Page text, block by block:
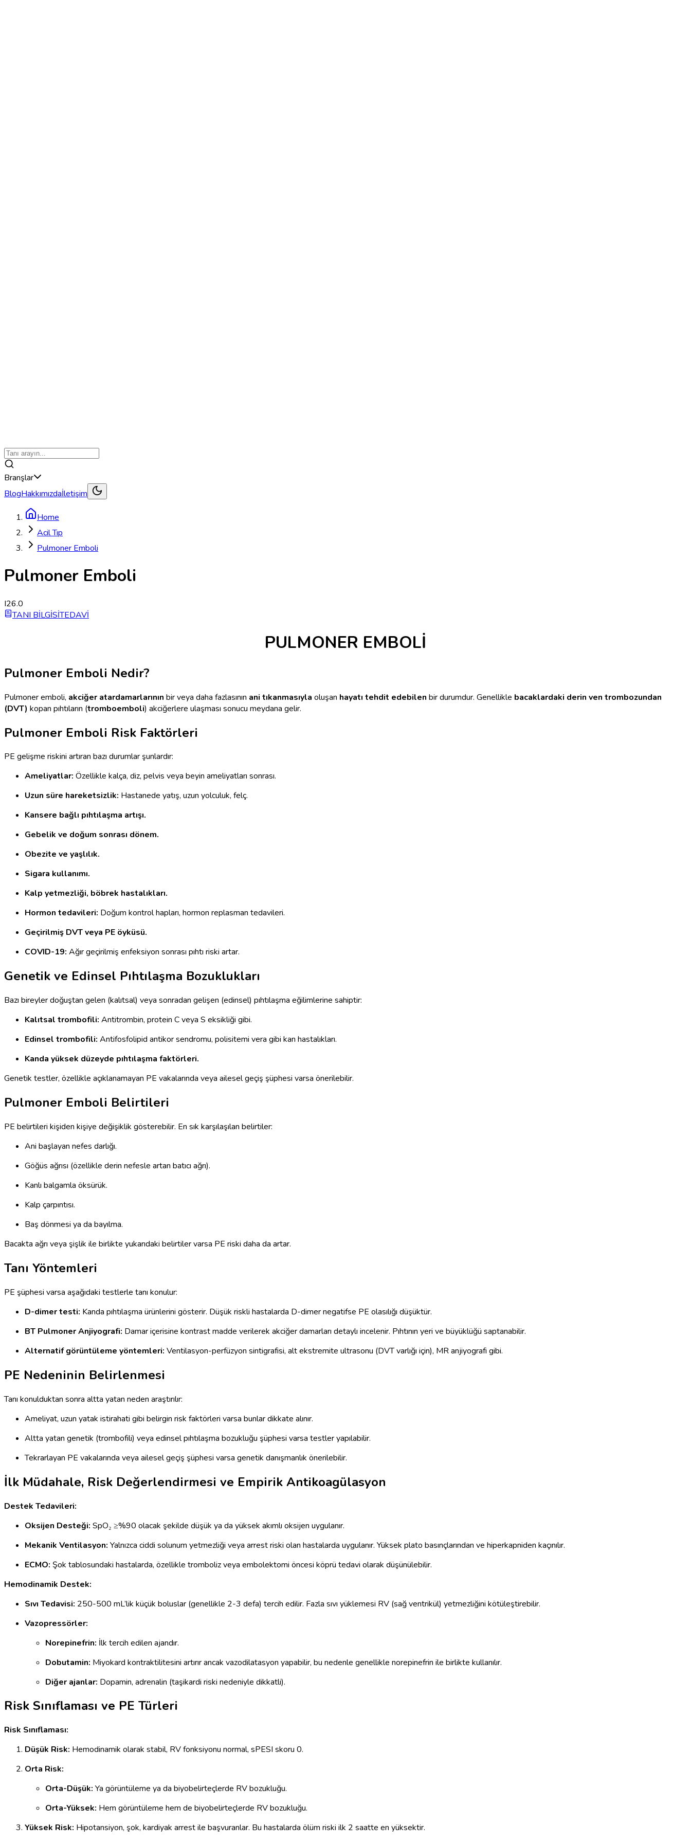
Branşlar
BlogHakkımızdaİletişim
Home
Acil Tıp
Pulmoner Emboli
Pulmoner Emboli
I26.0
TANI BİLGİSİTEDAVİ
PULMONER EMBOLİ
Pulmoner Emboli Nedir?
Pulmoner emboli, akciğer atardamarlarının bir veya daha fazlasının ani tıkanmasıyla oluşan hayatı tehdit edebilen bir durumdur. Genellikle bacaklardaki derin ven trombozundan
(DVT) kopan pıhtıların (tromboemboli) akciğerlere ulaşması sonucu meydana gelir.
Pulmoner Emboli Risk Faktörleri
PE gelişme riskini artıran bazı durumlar şunlardır:
Ameliyatlar: Özellikle kalça, diz, pelvis veya beyin ameliyatları sonrası.
Uzun süre hareketsizlik: Hastanede yatış, uzun yolculuk, felç.
Kansere bağlı pıhtılaşma artışı.
Gebelik ve doğum sonrası dönem.
Obezite ve yaşlılık.
Sigara kullanımı.
Kalp yetmezliği, böbrek hastalıkları.
Hormon tedavileri: Doğum kontrol hapları, hormon replasman tedavileri.
Geçirilmiş DVT veya PE öyküsü.
COVID-19: Ağır geçirilmiş enfeksiyon sonrası pıhtı riski artar.
Genetik ve Edinsel Pıhtılaşma Bozuklukları
Bazı bireyler doğuştan gelen (kalıtsal) veya sonradan gelişen (edinsel) pıhtılaşma eğilimlerine sahiptir:
Kalıtsal trombofili: Antitrombin, protein C veya S eksikliği gibi.
Edinsel trombofili: Antifosfolipid antikor sendromu, polisitemi vera gibi kan hastalıkları.
Kanda yüksek düzeyde pıhtılaşma faktörleri.
Genetik testler, özellikle açıklanamayan PE vakalarında veya ailesel geçiş şüphesi varsa önerilebilir.
Pulmoner Emboli Belirtileri
PE belirtileri kişiden kişiye değişiklik gösterebilir. En sık karşılaşılan belirtiler:
Ani başlayan nefes darlığı.
Göğüs ağrısı (özellikle derin nefesle artan batıcı ağrı).
Kanlı balgamla öksürük.
Kalp çarpıntısı.
Baş dönmesi ya da bayılma.
Bacakta ağrı veya şişlik ile birlikte yukarıdaki belirtiler varsa PE riski daha da artar.
Tanı Yöntemleri
PE şüphesi varsa aşağıdaki testlerle tanı konulur:
D-dimer testi: Kanda pıhtılaşma ürünlerini gösterir. Düşük riskli hastalarda D-dimer negatifse PE olasılığı düşüktür.
BT Pulmoner Anjiyografi: Damar içerisine kontrast madde verilerek akciğer damarları detaylı incelenir. Pıhtının yeri ve büyüklüğü saptanabilir.
Alternatif görüntüleme yöntemleri: Ventilasyon-perfüzyon sintigrafisi, alt ekstremite ultrasonu (DVT varlığı için), MR anjiyografi gibi.
PE Nedeninin Belirlenmesi
Tanı konulduktan sonra altta yatan neden araştırılır:
Ameliyat, uzun yatak istirahati gibi belirgin risk faktörleri varsa bunlar dikkate alınır.
Altta yatan genetik (trombofili) veya edinsel pıhtılaşma bozukluğu şüphesi varsa testler yapılabilir.
Tekrarlayan PE vakalarında veya ailesel geçiş şüphesi varsa genetik danışmanlık önerilebilir.
İlk Müdahale, Risk Değerlendirmesi ve Empirik Antikoagülasyon
Destek Tedavileri:
Oksijen Desteği: SpO₂ ≥%90 olacak şekilde düşük ya da yüksek akımlı oksijen uygulanır.
Mekanik Ventilasyon: Yalnızca ciddi solunum yetmezliği veya arrest riski olan hastalarda uygulanır. Yüksek plato basınçlarından ve hiperkapniden kaçınılır.
ECMO: Şok tablosundaki hastalarda, özellikle tromboliz veya embolektomi öncesi köprü tedavi olarak düşünülebilir.
Hemodinamik Destek:
Sıvı Tedavisi: 250-500 mL’lik küçük boluslar (genellikle 2-3 defa) tercih edilir. Fazla sıvı yüklemesi RV (sağ ventrikül) yetmezliğini kötüleştirebilir.
Vazopressörler:
Norepinefrin: İlk tercih edilen ajandır.
Dobutamin: Miyokard kontraktilitesini artırır ancak vazodilatasyon yapabilir, bu nedenle genellikle norepinefrin ile birlikte kullanılır.
Diğer ajanlar: Dopamin, adrenalin (taşikardi riski nedeniyle dikkatli).
Risk Sınıflaması ve PE Türleri
Risk Sınıflaması:
Düşük Risk: Hemodinamik olarak stabil, RV fonksiyonu normal, sPESI skoru 0.
Orta Risk:
Orta-Düşük: Ya görüntüleme ya da biyobelirteçlerde RV bozukluğu.
Orta-Yüksek: Hem görüntüleme hem de biyobelirteçlerde RV bozukluğu.
Yüksek Risk: Hipotansiyon, şok, kardiyak arrest ile başvuranlar. Bu hastalarda ölüm riski ilk 2 saatte en yüksektir.